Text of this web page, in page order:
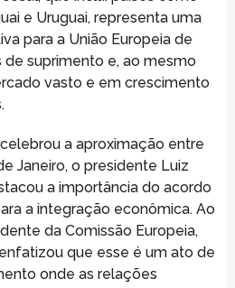
e Uruguai, representa uma
para a União Europeia de
suprimento e, ao mesmo
vasto e em crescimento
a aproximação entre
Janeiro, o presidente Luiz
a importância do acordo
a integração econômica. Ao
da Comissão Europeia,
que esse é um ato de
onde as relações